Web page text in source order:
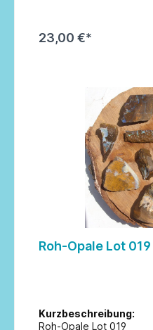
23,00 €*
Roh-Opale Lot 019
Kurzbeschreibung:
Roh-Opale Lot 019